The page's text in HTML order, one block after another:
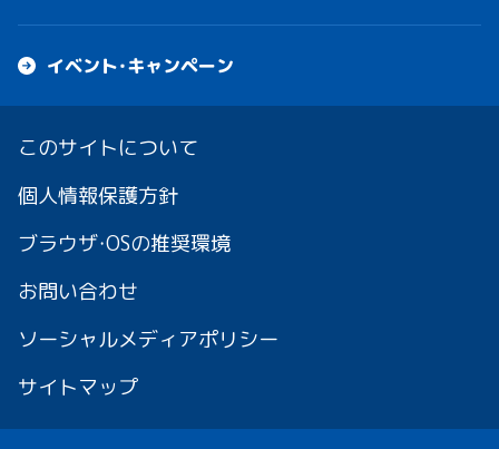
イベント・キャンペーン
このサイトについて
個人情報保護方針
ブラウザ・OSの推奨環境
お問い合わせ
ソーシャルメディアポリシー
サイトマップ